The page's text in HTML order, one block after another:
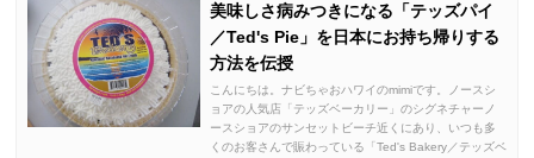
美味しさ病みつきになる「テッズパイ
／Ted's Pie」を日本にお持ち帰りする
方法を伝授
こんにちは。ナビちゃおハワイのmimiです。ノースシ
ョアの人気店「テッズベーカリー」のシグネチャーノ
ースショアのサンセットビーチ近くにあり、いつも多
くのお客さんで賑わっている「Ted's Bakery／テッズベ